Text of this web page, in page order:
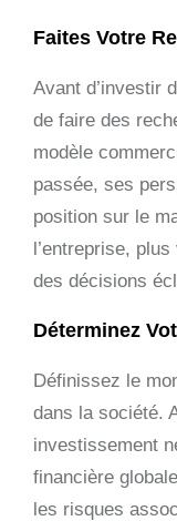
Faites Votre
Avant d’investir
de faire des
modèle
passée, ses
position sur le
l’entreprise,
des décisions
Déterminez
Définissez le
dans la société.
investissement
financière
les risques